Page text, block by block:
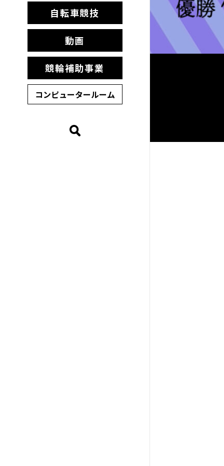
自転車競技
動画
競輪補助事業
コンピュータールーム